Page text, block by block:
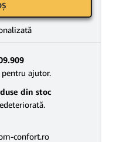
pentru ajutor.
din stoc
confort.ro